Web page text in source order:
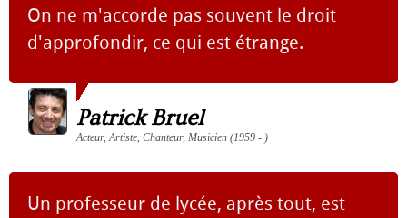
On ne m'accorde pas souvent le droit
d'approfondir, ce qui est étrange.
Patrick Bruel
Acteur, Artiste, Chanteur, Musicien (1959 - )
Un professeur de lycée, après tout, est